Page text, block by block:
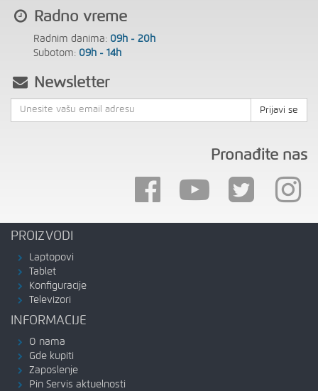
Radno vreme
Radnim danima: 09h - 20h
Subotom: 09h - 14h
Newsletter
Prijavi se
Pronađite nas
PROIZVODI
Laptopovi
Tablet
Konfiguracije
Televizori
INFORMACIJE
O nama
Gde kupiti
Zaposlenje
Pin Servis aktuelnosti